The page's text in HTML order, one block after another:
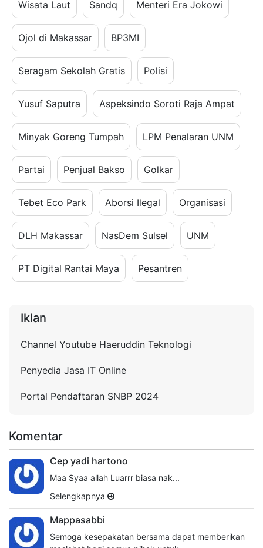
Wisata Laut Sandq Menteri Era Jokowi
Ojol di Makassar BP3MI
Seragam Sekolah Gratis Polisi
Yusuf Saputra Aspeksindo Soroti Raja Ampat
Minyak Goreng Tumpah LPM Penalaran UNM
Partai Penjual Bakso Golkar
Tebet Eco Park Aborsi Ilegal Organisasi
DLH Makassar NasDem Sulsel UNM
PT Digital Rantai Maya Pesantren
Iklan
Channel Youtube Haeruddin Teknologi
Penyedia Jasa IT Online
Portal Pendaftaran SNBP 2024
Komentar
Cep yadi hartono
Maa Syaa allah Luarrr biasa nak...
Selengkapnya
Mappasabbi
Semoga kesepakatan bersama dapat memberikan